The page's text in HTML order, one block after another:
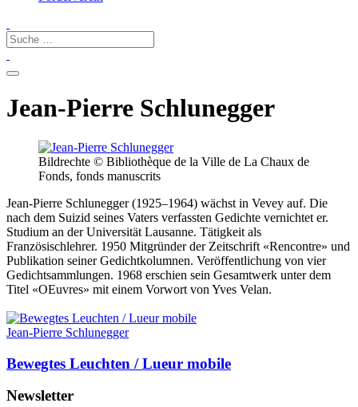
Jean-Pierre Schlunegger
Bildrechte © Bibliothèque de la Ville de La Chaux de
Fonds, fonds manuscrits
Jean-Pierre Schlunegger (1925–1964) wächst in Vevey auf. Die
nach dem Suizid seines Vaters verfassten Gedichte vernichtet er.
Studium an der Universität Lausanne. Tätigkeit als
Französischlehrer. 1950 Mitgründer der Zeitschrift «Rencontre» und
Publikation seiner Gedichtkolumnen. Veröffentlichung von vier
Gedichtsammlungen. 1968 erschien sein Gesamtwerk unter dem
Titel «OEuvres» mit einem Vorwort von Yves Velan.
Jean-Pierre Schlunegger
Bewegtes Leuchten / Lueur mobile
Newsletter